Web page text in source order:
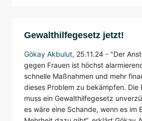
Gewalthilfegesetz jetzt!
Gökay Akbulut, 25.11.24 - "Der
gegen Frauen ist höchst
schnelle Maßnahmen und mehr
dieses Problem zu bekämpfen. Die
muss ein Gewalthilfegesetz
es wäre eine Schande, wenn es im